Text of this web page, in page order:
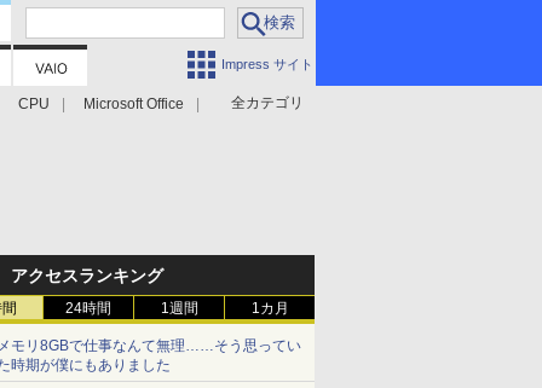
Impress サイト
全カテゴリ
CPU Microsoft Office
アクセスランキング
24時間 1週間 1カ月
モリ8GBで仕事なんて無理……そう思ってい
時期が僕にもありました